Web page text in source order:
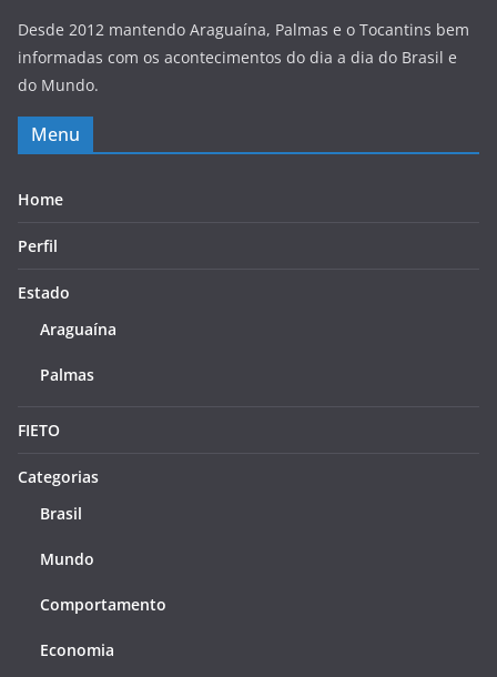
Desde 2012 mantendo Araguaína, Palmas e o Tocantins bem
informadas com os acontecimentos do dia a dia do Brasil e
do Mundo.
Menu
Home
Perfil
Estado
Araguaína
Palmas
FIETO
Categorias
Brasil
Mundo
Comportamento
Economia